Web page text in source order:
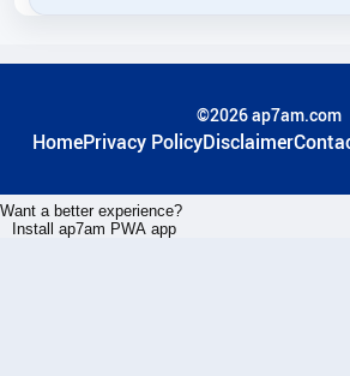
©2026 ap7am.com
HomePrivacy PolicyDisclaimer
Want a better experience?
Install ap7am PWA app